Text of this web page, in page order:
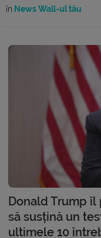
în News Wall-ul tău
Donald Trump
să susțină un
ultimele 10